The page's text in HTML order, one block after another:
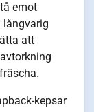
emot
långvarig
lätta att
kepsar